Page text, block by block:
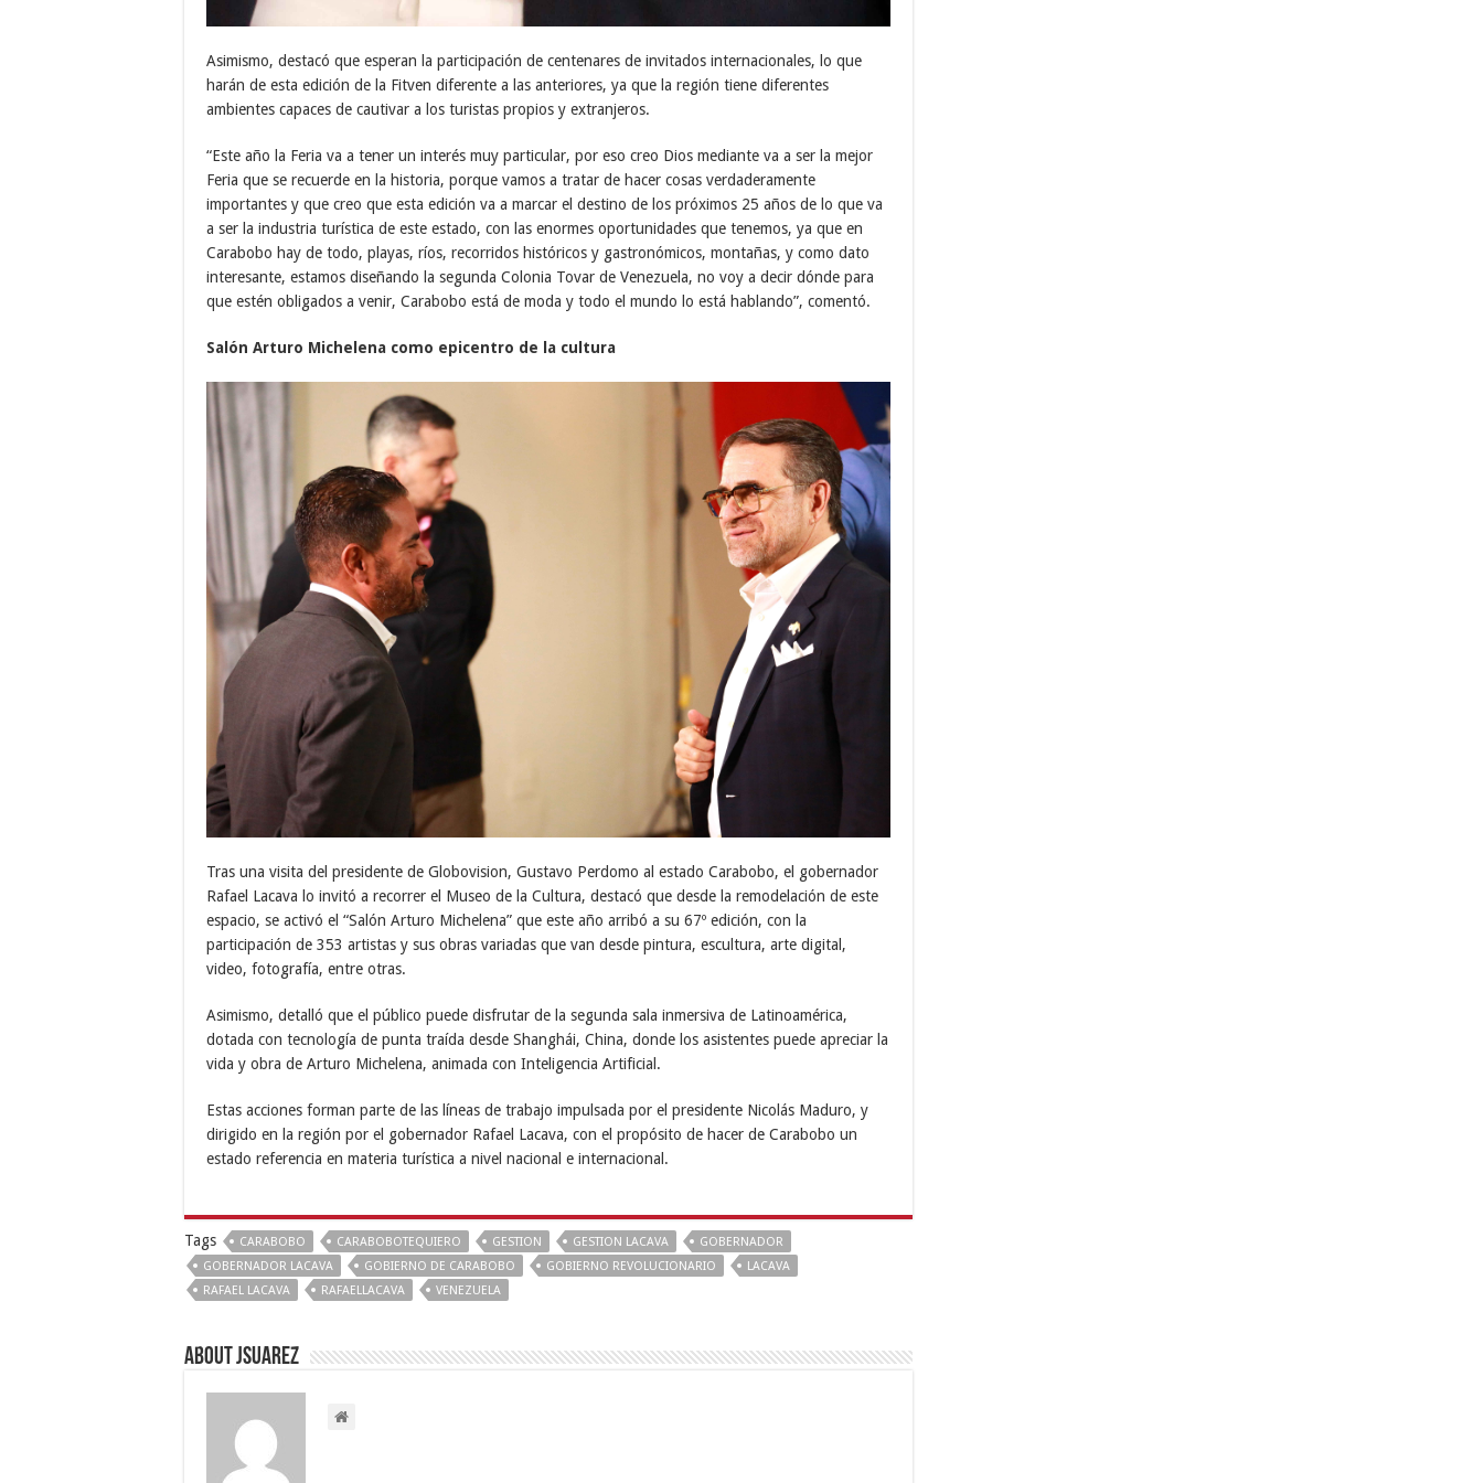
Asimismo, destacó que esperan la participación de centenares de invitados internacionales, lo que
harán de esta edición de la Fitven diferente a las anteriores, ya que la región tiene diferentes
ambientes capaces de cautivar a los turistas propios y extranjeros.
“Este año la Feria va a tener un interés muy particular, por eso creo Dios mediante va a ser la mejor
Feria que se recuerde en la historia, porque vamos a tratar de hacer cosas verdaderamente
importantes y que creo que esta edición va a marcar el destino de los próximos 25 años de lo que va
a ser la industria turística de este estado, con las enormes oportunidades que tenemos, ya que en
Carabobo hay de todo, playas, ríos, recorridos históricos y gastronómicos, montañas, y como dato
interesante, estamos diseñando la segunda Colonia Tovar de Venezuela, no voy a decir dónde para
que estén obligados a venir, Carabobo está de moda y todo el mundo lo está hablando”, comentó.
Salón Arturo Michelena como epicentro de la cultura
Tras una visita del presidente de Globovision, Gustavo Perdomo al estado Carabobo, el gobernador
Rafael Lacava lo invitó a recorrer el Museo de la Cultura, destacó que desde la remodelación de este
espacio, se activó el “Salón Arturo Michelena” que este año arribó a su 67º edición, con la
participación de 353 artistas y sus obras variadas que van desde pintura, escultura, arte digital,
video, fotografía, entre otras.
Asimismo, detalló que el público puede disfrutar de la segunda sala inmersiva de Latinoamérica,
dotada con tecnología de punta traída desde Shanghái, China, donde los asistentes puede apreciar la
vida y obra de Arturo Michelena, animada con Inteligencia Artificial.
Estas acciones forman parte de las líneas de trabajo impulsada por el presidente Nicolás Maduro, y
dirigido en la región por el gobernador Rafael Lacava, con el propósito de hacer de Carabobo un
estado referencia en materia turística a nivel nacional e internacional.
Tags CARABOBO CARABOBOTEQUIERO GESTION GESTION LACAVA
GOBERNADOR
GOBERNADOR LACAVA
GOBIERNO DE CARABOBO GOBIERNO REVOLUCIONARIO
LACAVA
RAFAEL LACAVA
RAFAELLACAVA VENEZUELA
About Jsuarez